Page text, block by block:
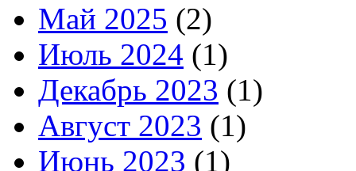
Май 2025 (2)
Июль 2024 (1)
Декабрь 2023 (1)
Август 2023 (1)
Июнь 2023 (1)